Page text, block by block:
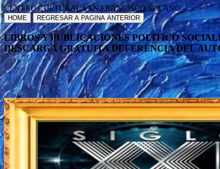
CENTRO CULTURAL SAN FRANCISCO SOLANO
HOME REGRESAR A PAGINA ANTERIOR
LIBROS Y PUBLICACIONES POLITICO
DESCARGA GRATUITA DEFERENCIA DEL